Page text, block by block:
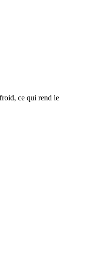
ce qui rend le